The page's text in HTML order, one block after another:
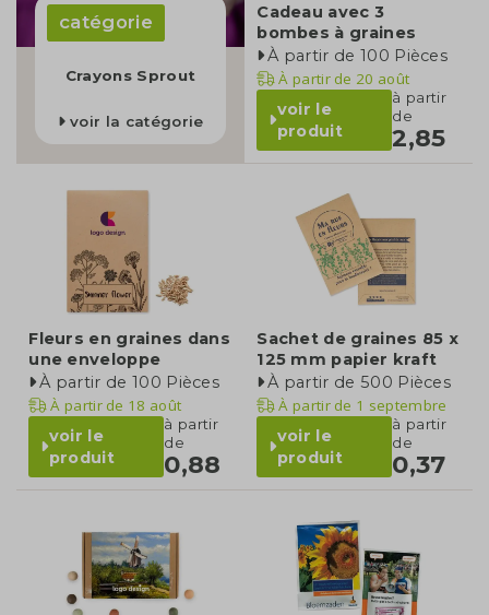
catégorie
Crayons Sprout
voir la catégorie
Cadeau avec 3
bombes à graines
À partir de 100 Pièces
À partir de 20 août
voir le
produit
à partir
de
2,85
Fleurs en graines dans
une enveloppe
À partir de 100 Pièces
À partir de 18 août
voir le
produit
à partir
de
0,88
Sachet de graines 85 x
125 mm papier kraft
À partir de 500 Pièces
À partir de 1 septembre
voir le
produit
à partir
de
0,37